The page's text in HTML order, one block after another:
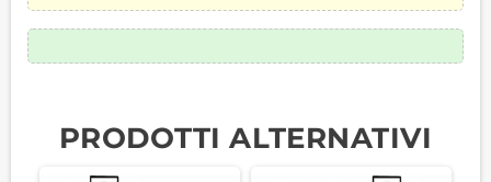
PRODOTTI ALTERNATIVI